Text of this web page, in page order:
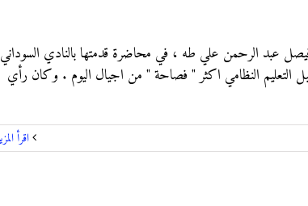
ﻓﻴﺼﻞ ﻋﺒﺪ ﺍﻟﺮﺣﻤﻦ ﻋﻠﻲ ﻃﻪ ، ﻓﻲ ﻣﺤﺎﺿﺮﺓ ﻗﺪﻣﺘﻬﺎ ﺑﺎﻟﻨﺎﺩﻱ ﺍﻟﺴﻮﺩﺍﻧﻲ
ﺍﻟﺘﻌﻠﻴﻢ ﺍﻟﻨﻈﺎﻣﻲ ﺍﻛﺜﺮ " ﻓﺼﺎﺣﺔ " ﻣﻦ ﺍﺟﻴﺎﻝ ﺍﻟﻴﻮﻡ . ﻭﻛﺎﻥ ﺭﺃﻱ
‫اقرأ المزيد